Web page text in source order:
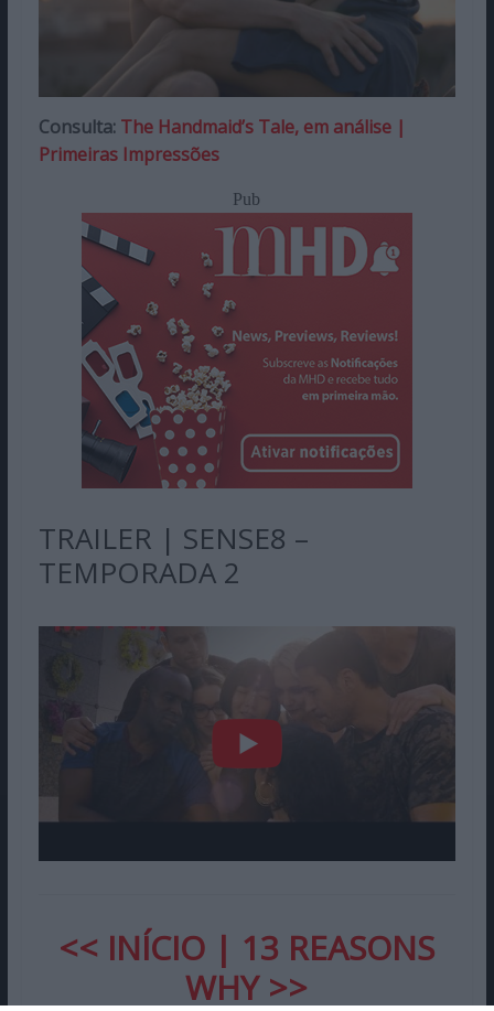
Consulta: The Handmaid’s Tale, em análise |
Primeiras Impressões
Pub
TRAILER | SENSE8 –
TEMPORADA 2
<< INÍCIO | 13 REASONS
WHY >>